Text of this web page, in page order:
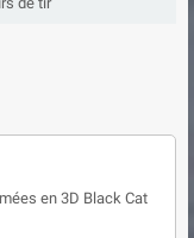
en 3D Black Cat